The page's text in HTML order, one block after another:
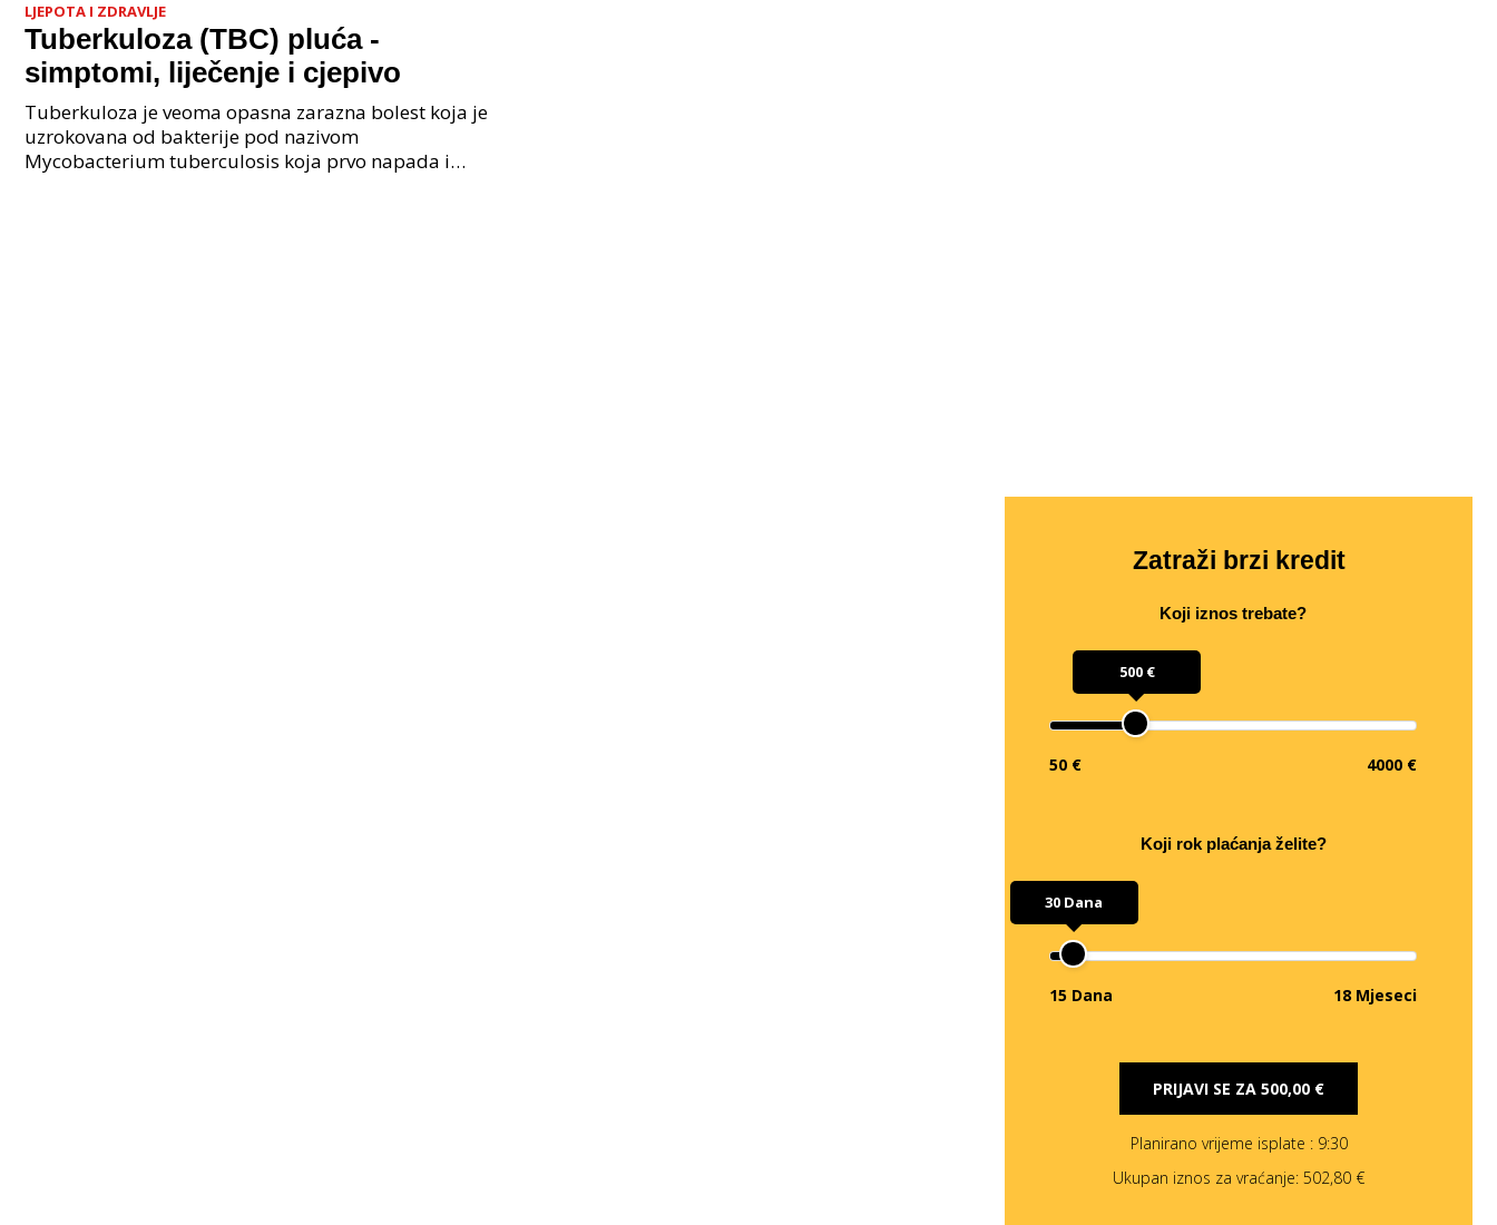
LJEPOTA I ZDRAVLJE
Tuberkuloza (TBC) pluća -
simptomi, liječenje i cjepivo
Tuberkuloza je veoma opasna zarazna bolest koja je
uzrokovana od bakterije pod nazivom
Mycobacterium tuberculosis koja prvo napada i
Zatraži brzi kredit
Koji iznos trebate?
500 €
50 € 4000 €
Koji rok plaćanja želite?
30 Dana
15 Dana 18 Mjeseci
PRIJAVI SE ZA 500,00 €
Planirano vrijeme isplate : 9:30
Ukupan iznos za vraćanje: 502,80 €